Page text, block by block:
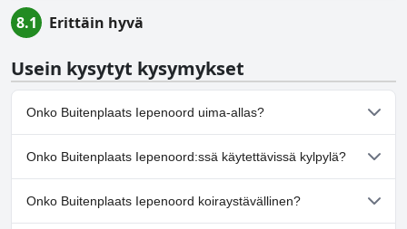
8.1 Erittäin hyvä
Usein kysytyt kysymykset
Onko Buitenplaats Iepenoord uima-allas?
Ei, Buitenplaats Iepenoord ei ole uima-allasta.
Onko Buitenplaats Iepenoord:ssä käytettävissä kylpylä?
Ei, Buitenplaats Iepenoord ei tarjoa kylpylää.
Onko Buitenplaats Iepenoord koiraystävällinen?